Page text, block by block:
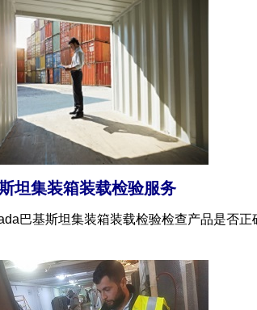
坦集装箱装载检验服务
巴基斯坦集装箱装载检验检查产品是否正